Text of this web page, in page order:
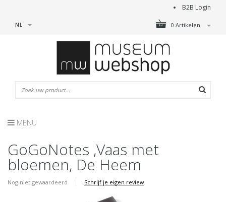
B2B Login
0 Artikelen
NL
MENU
GoGoNotes ,Vaas met
bloemen, De Heem
Nog niet gewaardeerd | Schrijf je eigen review